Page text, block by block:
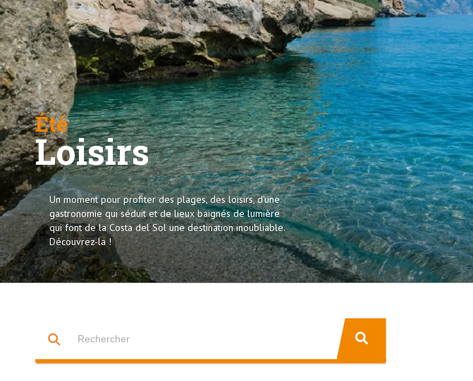
Été
Loisirs
Un moment pour profiter des plages, des loisirs, d’une
gastronomie qui séduit et de lieux baignés de lumière
qui font de la Costa del Sol une destination inoubliable.
Découvrez-la !
Il s'agit d'un champ de recherche auquel est associée une fonctionnalité de recherche automatique.